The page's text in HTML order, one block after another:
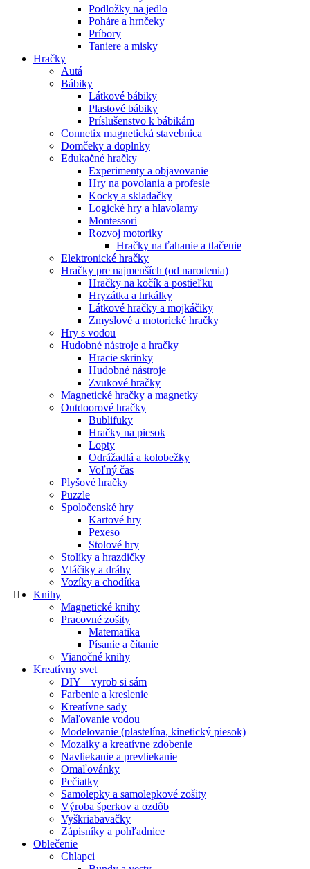
Podložky na jedlo
Poháre a hrnčeky
Príbory
Taniere a misky
Hračky
Autá
Bábiky
Látkové bábiky
Plastové bábiky
Príslušenstvo k bábikám
Connetix magnetická stavebnica
Domčeky a doplnky
Edukačné hračky
Experimenty a objavovanie
Hry na povolania a profesie
Kocky a skladačky
Logické hry a hlavolamy
Montessori
Rozvoj motoriky
Hračky na ťahanie a tlačenie
Elektronické hračky
Hračky pre najmenších (od narodenia)
Hračky na kočík a postieľku
Hryzátka a hrkálky
Látkové hračky a mojkáčiky
Zmyslové a motorické hračky
Hry s vodou
Hudobné nástroje a hračky
Hracie skrinky
Hudobné nástroje
Zvukové hračky
Magnetické hračky a magnetky
Outdoorové hračky
Bublifuky
Hračky na piesok
Lopty
Odrážadlá a kolobežky
Voľný čas
Plyšové hračky
Puzzle
Spoločenské hry
Kartové hry
Pexeso
Stolové hry
Stolíky a hrazdičky
Vláčiky a dráhy
Vozíky a chodítka
Knihy
Magnetické knihy
Pracovné zošity
Matematika
Písanie a čítanie
Vianočné knihy
Kreatívny svet
DIY – vyrob si sám
Farbenie a kreslenie
Kreatívne sady
Maľovanie vodou
Modelovanie (plastelína, kinetický piesok)
Mozaiky a kreatívne zdobenie
Navliekanie a prevliekanie
Omaľovánky
Pečiatky
Samolepky a samolepkové zošity
Výroba šperkov a ozdôb
Vyškriabavačky
Zápisníky a pohľadnice
Oblečenie
Chlapci